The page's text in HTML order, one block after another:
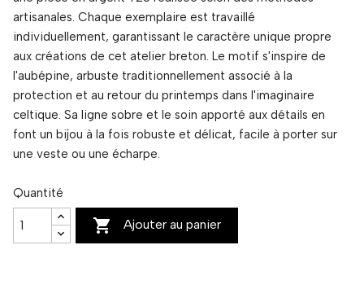
artisanales. Chaque exemplaire est travaillé
individuellement, garantissant le caractère unique propre
aux créations de cet atelier breton. Le motif s'inspire de
l'aubépine, arbuste traditionnellement associé à la
protection et au retour du printemps dans l'imaginaire
celtique. Sa ligne sobre et le soin apporté aux détails en
font un bijou à la fois robuste et délicat, facile à porter sur
une veste ou une écharpe.
Quantité
 Ajouter au panier